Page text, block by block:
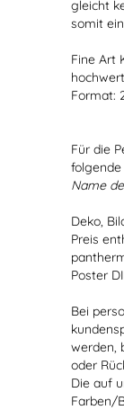
gleicht
somit
Fine Art
Format:
Für die
folgende
Name
Deko,
Preis
Poster
Bei
werden,
oder
Die auf
Farben/